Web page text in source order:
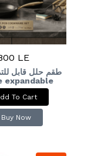
LE
set
To Cart
Buy Now